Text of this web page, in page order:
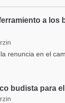
a los
renuncia en el
budista para